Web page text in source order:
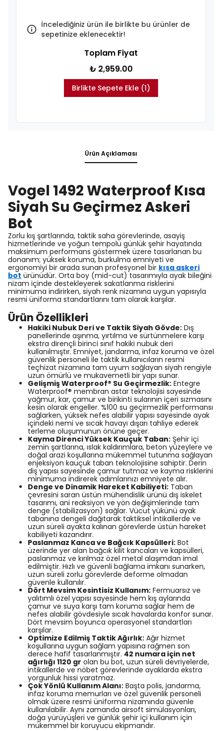
İncelediğiniz ürün ile birlikte bu ürünler de
sepetinize eklenecektir!
Toplam Fiyat
₺ 2,959.00
Birlikte Sepete Ekle (1)
Ürün Açıklaması
Vogel 1492 Waterproof Kısa
Siyah Su Geçirmez Askeri
Bot
Zorlu kış şartlarında, taktik saha görevlerinde, asayiş
hizmetlerinde ve yoğun tempolu günlük şehir hayatında
maksimum performans göstermek üzere tasarlanan bu
donanım; yüksek koruma, burkulma emniyeti ve
ergonomiyi bir arada sunan profesyonel bir kısa askeri
bot ürünüdür. Orta boy (mid-cut) tasarımıyla ayak bileğini
nizam içinde destekleyerek sakatlanma risklerini
minimuma indirirken, siyah renk nizamına uygun yapısıyla
resmi üniforma standartlarını tam olarak karşılar.
Ürün Özellikleri
Hakiki Nubuk Deri ve Taktik Siyah Gövde: Dış
panellerinde aşınma, yırtılma ve sürtünmelere karşı
ekstra dirençli birinci sınıf hakiki nubuk deri
kullanılmıştır. Emniyet, jandarma, infaz koruma ve özel
güvenlik personeli ile taktik kullanıcıların resmi
teçhizat nizamına tam uyum sağlayan siyah rengiyle
uzun ömürlü ve mukavemetli bir yapı sunar.
Gelişmiş Waterproof® Su Geçirmezlik: Entegre
Waterproof® membran astar teknolojisi sayesinde
yağmur, kar, çamur ve birikinti sularının içeri sızmasını
kesin olarak engeller. %100 su geçirmezlik performansı
sağlarken, yüksek nefes alabilir yapısı sayesinde ayak
içindeki nemi ve sıcak havayı dışarı tahliye ederek
terleme oluşumunun önüne geçer.
Kayma Direnci Yüksek Kauçuk Taban: Şehir içi
zemin şartlarına, ıslak kaldırımlara, beton yüzeylere ve
doğal arazi koşullarına mükemmel tutunma sağlayan
enjeksiyon kauçuk taban teknolojisine sahiptir. Derin
diş yapısı sayesinde çamur tutmaz ve kayma risklerini
minimuma indirerek adımlarınızı emniyete alır.
Denge ve Dinamik Hareket Kabiliyeti: Taban
çevresini saran üstün mühendislik ürünü dış iskelet
tasarımı, ani reaksiyon ve yön değişimlerinde tam
denge (stabilizasyon) sağlar. Vücut yükünü ayak
tabanına dengeli dağıtarak taktiksel intikallerde ve
uzun süreli ayakta kalınan görevlerde üstün hareket
kabiliyeti kazandırır.
Paslanmaz Kanca ve Bağcık Kapsülleri: Bot
üzerinde yer alan bağcık kilit kancaları ve kapsülleri,
paslanmaz ve kırılmaz özel metal alaşımdan imal
edilmiştir. Hızlı ve güvenli bağlama imkanı sunarken,
uzun süreli zorlu görevlerde deforme olmadan
güvenle kullanılır.
Dört Mevsim Kesintisiz Kullanım: Fermuarsız ve
yalıtımlı özel yapısı sayesinde hem kış aylarında
çamur ve suya karşı tam koruma sağlar hem de
nefes alabilir gövdesiyle sıcak havalarda konfor sunar.
Dört mevsim boyunca operasyonel standartları
karşılar.
Optimize Edilmiş Taktik Ağırlık: Ağır hizmet
koşullarına uygun sağlam yapısına rağmen son
derece hafif tasarlanmıştır. 42 numara için net
ağırlığı 1120 gr olan bu bot, uzun süreli devriyelerde,
intikallerde ve nöbet görevlerinde ayaklarda ekstra
yorgunluk hissi yaratmaz.
Çok Yönlü Kullanım Alanı: Başta polis, jandarma,
infaz koruma memurları ve özel güvenlik personeli
olmak üzere resmi üniforma nizamında güvenle
kullanılabilir. Aynı zamanda airsoft simülasyonları,
doğa yürüyüşleri ve günlük şehir içi kullanım için
mükemmel bir koruyucu ekipmandır.